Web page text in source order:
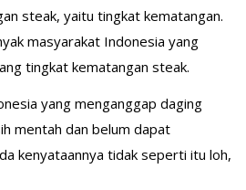
steak, yaitu tingkat kematangan.
masyarakat Indonesia yang
tingkat kematangan steak.
yang menganggap daging
mentah dan belum dapat
kenyataannya tidak seperti itu loh,